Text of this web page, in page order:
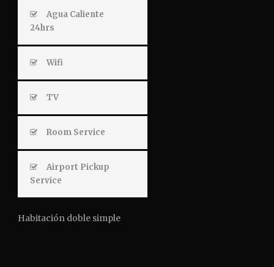
Agua Caliente
24hrs
Wifi
TV
Room Service
Airport Pickup
Service
Habitación doble simple